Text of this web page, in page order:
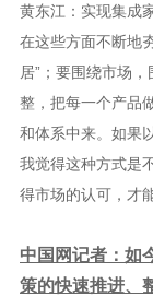
黄东江：实现集成
在这些方面不断地
居”；要围绕市场
整，把每一个产品
和体系中来。如果
我觉得这种方式是
得市场的认可，才
中国网记者：如
策的快速推进、